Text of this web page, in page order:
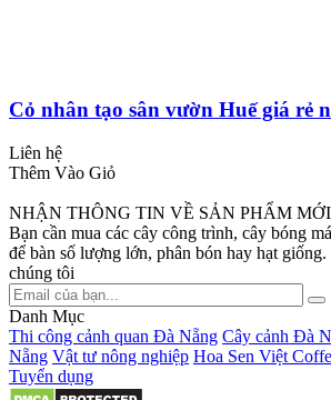
Cỏ nhân tạo sân vườn Huế giá rẻ
Liên hệ
Thêm Vào Giỏ
NHẬN THÔNG TIN VỀ SẢN PHẨM
Bạn cần mua các cây công trình, cây bóng
để bàn số lượng lớn, phân bón hay hạt
chúng tôi
Danh Mục
Thi công cảnh quan Đà Nẵng Cây cảnh Đà
Nẵng Vật tư nông nghiệp Hoa Sen Việt
Tuyển dụng